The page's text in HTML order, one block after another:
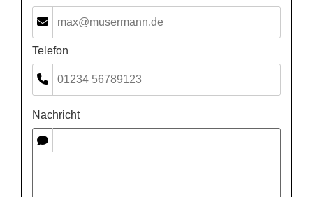
Telefon
Nachricht